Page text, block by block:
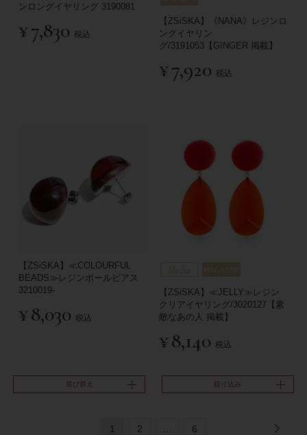
ンロングイヤリング 3190081
¥7,830 税込
【ZSiSKA】《NANA》レジンロ
ングイヤリン
グ/3191053【GINGER 掲載】
¥7,920 税込
【ZSiSKA】≪COLOURFUL
BEADS≫レジンボールピアス
3210019-
¥8,030 税込
【ZSiSKA】≪JELLY≫レジン
クリアイヤリング/3020127【素
敵なあの人 掲載】
¥8,140 税込
並び替え 絞り込み
1 2 6